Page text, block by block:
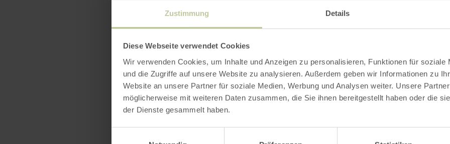
Zustimmung Details
Diese Webseite verwendet Cookies
Wir verwenden Cookies, um Inhalte und Anzeigen zu personalisieren, Funktionen für soziale
und die Zugriffe auf unsere Website zu analysieren. Außerdem geben wir Informationen zu
Website an unsere Partner für soziale Medien, Werbung und Analysen weiter. Unsere
möglicherweise mit weiteren Daten zusammen, die Sie ihnen bereitgestellt haben oder die
der Dienste gesammelt haben.